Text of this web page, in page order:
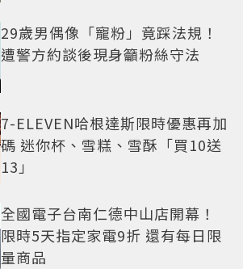
29歲男偶像「寵粉」竟踩法規！
遭警方約談後現身籲粉絲守法
7-ELEVEN哈根達斯限時優惠再加
碼 迷你杯、雪糕、雪酥「買10送
13」
全國電子台南仁德中山店開幕！
限時5天指定家電9折 還有每日限
量商品